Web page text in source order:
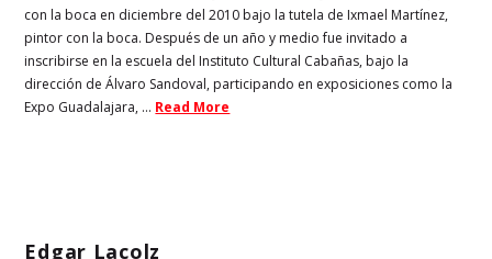
con la boca en diciembre del 2010 bajo la tutela de Ixmael Martínez,
pintor con la boca. Después de un año y medio fue invitado a
inscribirse en la escuela del Instituto Cultural Cabañas, bajo la
dirección de Álvaro Sandoval, participando en exposiciones como la
Expo Guadalajara, ... Read More
Edgar Lacolz